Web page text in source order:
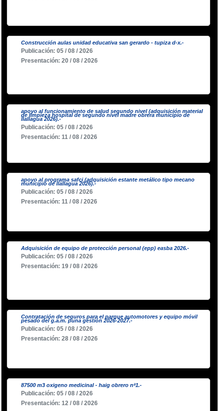
Construcción aulas unidad educativa san gerardo - tupiza d-x.-
Publicación: 05 / 08 / 2026
Presentación: 20 / 08 / 2026
apoyo al funcionamiento de salud segundo nivel (adquisición material
de limpieza hospital de segundo nivel madre obrera municipio de
llallagua 2026).-
Publicación: 05 / 08 / 2026
Presentación: 11 / 08 / 2026
apoyo al programa safci (adquisición estante metálico tipo mecano
municipio de llallagua 2026).-
Publicación: 05 / 08 / 2026
Presentación: 11 / 08 / 2026
Adquisición de equipo de protección personal (epp) easba 2026.-
Publicación: 05 / 08 / 2026
Presentación: 19 / 08 / 2026
Contratación de seguros para el parque automotores y equipo móvil
pesado del g.a.m. puna gestión 2026-2027.-
Publicación: 05 / 08 / 2026
Presentación: 28 / 08 / 2026
87500 m3 oxigeno medicinal - haig obrero nª1.-
Publicación: 05 / 08 / 2026
Presentación: 12 / 08 / 2026